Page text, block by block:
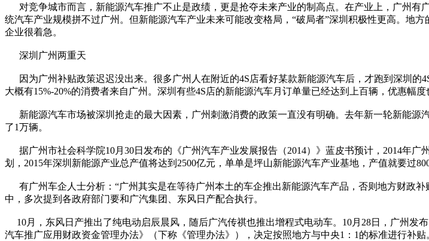
对竞争城市而言，新能源汽车推广不止是政绩，更是抢夺未来产业的制高点。在产业上，广州有
统汽车产业规模拼不过广州。但新能源汽车产业未来可能改变格局，“破局者”深圳积极性更高。地
企业很着急。
深圳广州两重天
因为广州补贴政策迟迟没出来。很多广州人在附近的4S店看好某款新能源汽车后，才跑到深圳的
大概有15%-20%的消费者来自广州。深圳有些4S店的新能源汽车月订单量已经达到上百辆，优惠幅
新能源汽车市场被深圳抢走的最大因素，广州刺激消费的政策一直没有明确。去年新一轮新能源
了1万辆。
据广州市社会科学院10月30日发布的《广州汽车产业发展报告（2014）》蓝皮书预计，2014年广
划，2015年深圳新能源产业总产值将达到2500亿元，单单是坪山新能源汽车产业基地，产值就要过800
有广州车企人士分析：“广州其实是在等待广州本土的车企推出新能源汽车产品，否则地方财政补
中，多次提到各政府部门要和广汽集团、东风日产配合执行。
10月，东风日产推出了纯电动启辰晨风，随后广汽传祺也推出增程式电动车。10月28日，广州发
汽车推广应用财政资金管理办法》（下称《管理办法》），决定按照地方与中央1：1的标准进行补贴